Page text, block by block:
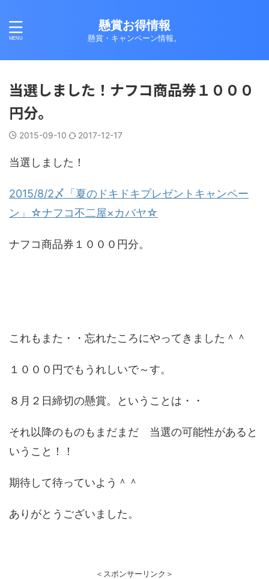
懸賞お得情報
懸賞・キャンペーン情報。
当選しました！ナフコ商品券１０００
円分。
2015-09-10 2017-12-17
当選しました！
2015/8/2〆「夏のドキドキプレゼントキャンペー
ン」☆ナフコ不二屋×カバヤ☆
ナフコ商品券１０００円分。
これもまた・・忘れたころにやってきました＾＾
１０００円でもうれしいで～す。
８月２日締切の懸賞。ということは・・
それ以降のものもまだまだ 当選の可能性があると
いうこと！！
期待して待っていよう＾＾
ありがとうございました。
＜スポンサーリンク＞